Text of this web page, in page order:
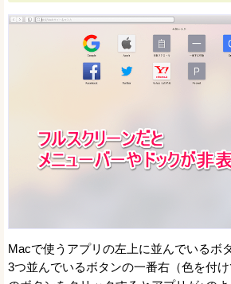
Macで使うアプリの左上に並んでいるボタ
3つ並んでいるボタンの一番右（色を付け